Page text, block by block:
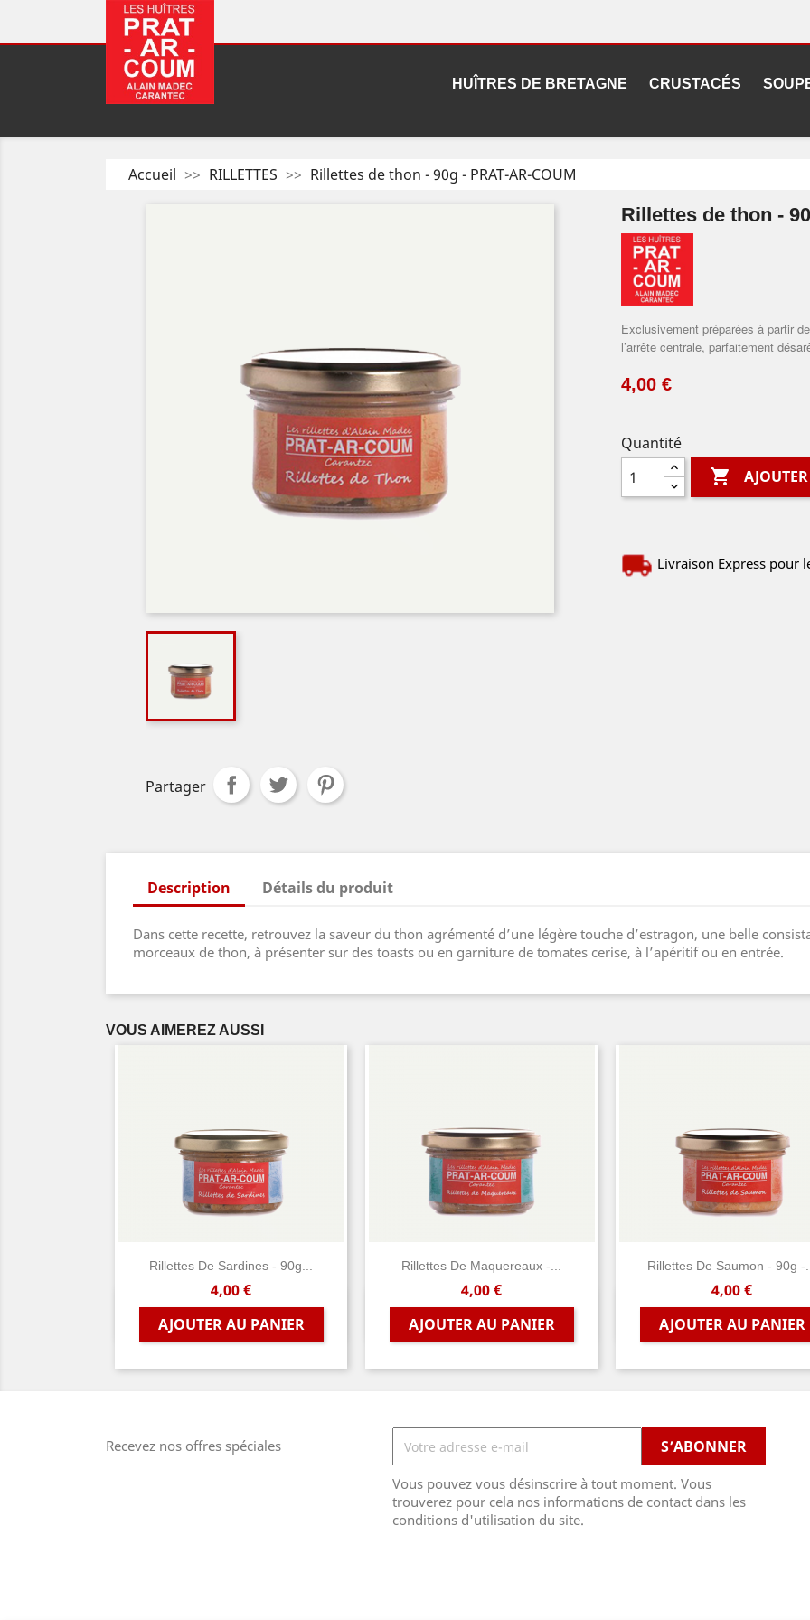
HUÎTRES DE BRETAGNE CRUSTACÉS
Accueil RILLETTES Rillettes de thon - 90g - PRAT-AR-COUM
Partager
Rillettes de thon -
Exclusivement préparées à partir
l’arrête centrale, parfaitement
4,00 €
Quantité

Livraison Express pour
Description Détails du produit
Dans cette recette, retrouvez la saveur du thon agrémenté d’une légère touche d’estragon, une belle
morceaux de thon, à présenter sur des toasts ou en garniture de tomates cerise, à l’apéritif ou en entrée.
VOUS AIMEREZ AUSSI
Rillettes De Sardines - 90g...
Prix
4,00 €
AJOUTER AU PANIER
Aperçu rapide
Rillettes De Maquereaux -...
Prix
4,00 €
AJOUTER AU PANIER
Aperçu rapide
Rillettes De Saumon - 90g -...
Prix
4,00 €
AJOUTER AU PANIER
Aperçu rapide
Recevez nos offres spéciales
Vous pouvez vous désinscrire à tout moment. Vous
trouverez pour cela nos informations de contact dans les
conditions d'utilisation du site.